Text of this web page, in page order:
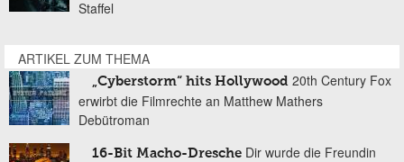
Staffel
ARTIKEL ZUM THEMA
„Cyberstorm“ hits Hollywood 20th Century Fox
erwirbt die Filmrechte an Matthew Mathers
Debütroman
16-Bit Macho-Dresche Dir wurde die Freundin